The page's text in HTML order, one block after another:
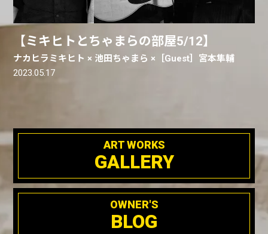
【ミキヒトとちゃまらの部屋5/12】
ナカヒラミキヒト × 池田ちゃまら ×［Guest］宮本隼輔
2023.05.17
ART WORKS
GALLERY
OWNER'S
BLOG